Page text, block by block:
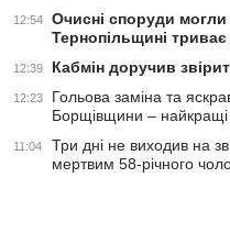
12:54
Очисні споруди
Тернопільщині
12:39 Кабмін доручив
12:23
Гольова заміна та
Борщівщини – найкращі
11:04
Три дні не виходив на
мертвим 58-річного